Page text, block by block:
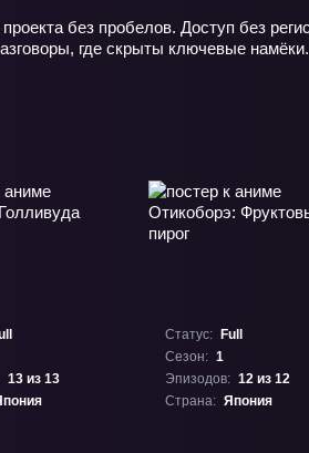
без пробелов. Доступ без
где скрыты ключевые намёки.
13 из 13
Статус:
Full
Сезон: 1
Эпизодов: 12 из 12
Страна: Япония